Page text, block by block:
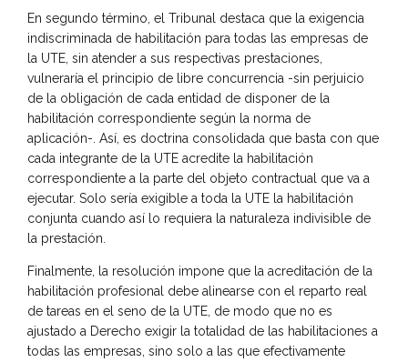
En segundo término, el Tribunal destaca que la exigencia
indiscriminada de habilitación para todas las empresas de
la UTE, sin atender a sus respectivas prestaciones,
vulneraría el principio de libre concurrencia -sin perjuicio
de la obligación de cada entidad de disponer de la
habilitación correspondiente según la norma de
aplicación-. Así, es doctrina consolidada que basta con que
cada integrante de la UTE acredite la habilitación
correspondiente a la parte del objeto contractual que va a
ejecutar. Solo sería exigible a toda la UTE la habilitación
conjunta cuando así lo requiera la naturaleza indivisible de
la prestación.
Finalmente, la resolución impone que la acreditación de la
habilitación profesional debe alinearse con el reparto real
de tareas en el seno de la UTE, de modo que no es
ajustado a Derecho exigir la totalidad de las habilitaciones a
todas las empresas, sino solo a las que efectivamente